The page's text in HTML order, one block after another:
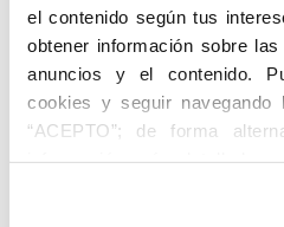
el contenido según tus
obtener información sobre
anuncios y el contenido.
cookies y seguir
“ACEPTO”; de forma
información más detallada
en el botón "Personalizar".
Autor
Centro de
adscripción
Madrid
Fecha
01/
Lugar